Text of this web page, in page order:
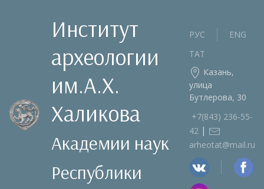
Институт
археологии
им.А.Х.
Халикова
Академии наук
Республики
РУС
ENG
ТАТ
Казань,
улица
Бутлерова, 30
+7(843) 236‑55-
42 |
arheotat@mail.ru